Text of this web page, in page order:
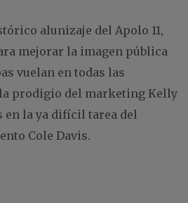
alunizaje del Apolo 11,
mejorar la imagen pública
vuelan en todas las
prodigio del marketing Kelly
en la ya difícil tarea del
Cole Davis.